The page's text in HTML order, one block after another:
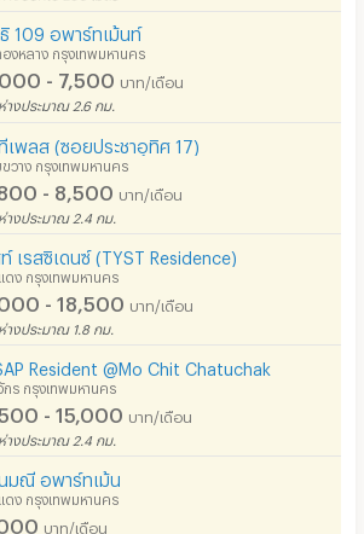
109 อพาร์ทเม้นท์
องหลาง กรุงเทพมหานคร
- 7,500 บาท/เดือน
ห่างประมาณ 2.6 กม.
เพลส (ซอยประชาอุทิศ 17)
ขวาง กรุงเทพมหานคร
- 8,500 บาท/เดือน
ห่างประมาณ 2.4 กม.
เรสซิเดนซ์ (TYST Residence)
ดง กรุงเทพมหานคร
- 18,500 บาท/เดือน
ห่างประมาณ 1.8 กม.
Resident @Mo Chit Chatuchak
กร กรุงเทพมหานคร
- 15,000 บาท/เดือน
ห่างประมาณ 2.4 กม.
มณี อพาร์ทเม้น
ดง กรุงเทพมหานคร
บาท/เดือน